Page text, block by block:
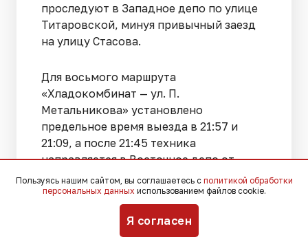
проследуют в Западное депо по улице
Титаровской, минуя привычный заезд
на улицу Стасова.
Для восьмого маршрута
«Хладокомбинат — ул. П.
Метальникова» установлено
предельное время выезда в 21:57 и
21:09, а после 21:45 техника
направляется в Восточное депо от
конечной остановки на улице
Метальникова.
20-й маршрут «Хладокомбинат — ул.
Пользуясь нашим сайтом, вы соглашаетесь с политикой обработки
персональных данных использованием файлов cookie.
Я согласен